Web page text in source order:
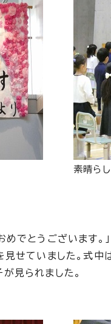
素晴ら
でとうございます。
見せていました。式
見られました。